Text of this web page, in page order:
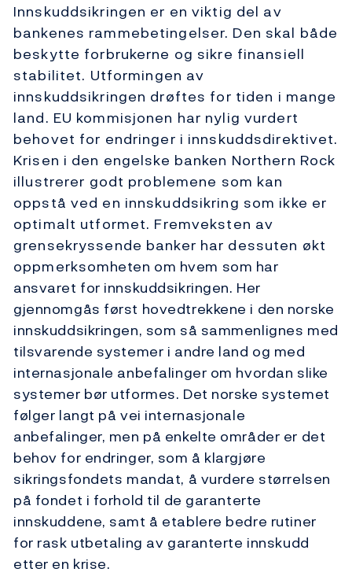
Innskuddsikringen er en viktig del av
bankenes rammebetingelser. Den skal både
beskytte forbrukerne og sikre finansiell
stabilitet. Utformingen av
innskuddsikringen drøftes for tiden i mange
land. EU kommisjonen har nylig vurdert
behovet for endringer i innskuddsdirektivet.
Krisen i den engelske banken Northern Rock
illustrerer godt problemene som kan
oppstå ved en innskuddsikring som ikke er
optimalt utformet. Fremveksten av
grensekryssende banker har dessuten økt
oppmerksomheten om hvem som har
ansvaret for innskuddsikringen. Her
gjennomgås først hovedtrekkene i den norske
innskuddsikringen, som så sammenlignes med
tilsvarende systemer i andre land og med
internasjonale anbefalinger om hvordan slike
systemer bør utformes. Det norske systemet
følger langt på vei internasjonale
anbefalinger, men på enkelte områder er det
behov for endringer, som å klargjøre
sikringsfondets mandat, å vurdere størrelsen
på fondet i forhold til de garanterte
innskuddene, samt å etablere bedre rutiner
for rask utbetaling av garanterte innskudd
etter en krise.